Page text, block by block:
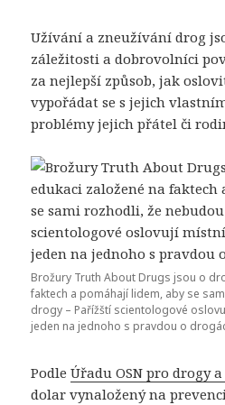
Užívání a zneužívání drog
záležitosti a dobrovolníci
za nejlepší způsob, jak
vypořádat se s jejich
problémy jejich přátel či
Brožury Truth About Drugs jsou o
faktech a pomáhají lidem, aby se
drogy – Pařížští scientologové
jeden na jednoho s pravdou o
PodleÚřadu OSN pro drogy
dolar vynaložený na